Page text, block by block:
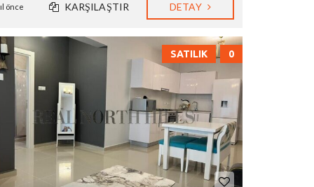
önce KARŞILAŞTIR DETAY
0
SATILIK